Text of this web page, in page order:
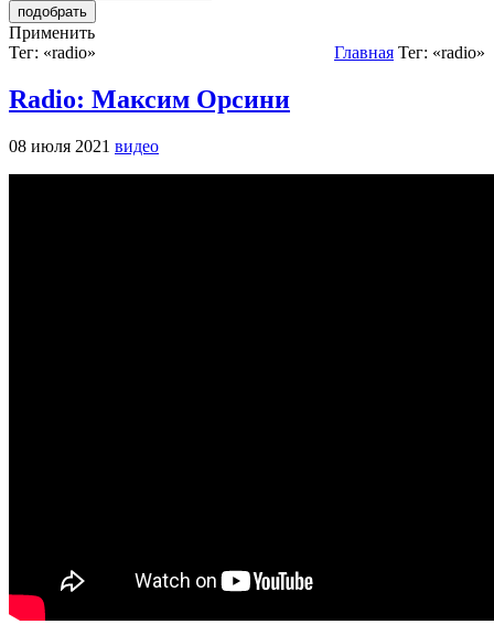
Применить
Тег: «radio»
Главная Тег: «radio»
Radio: Максим Орсини
08 июля 2021 видео